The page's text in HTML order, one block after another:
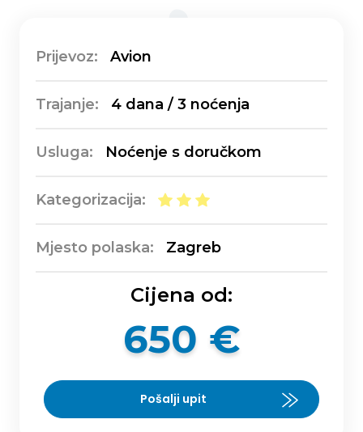
Prijevoz: Avion
Trajanje: 4 dana / 3 noćenja
Usluga: Noćenje s doručkom
Kategorizacija:
Mjesto polaska: Zagreb
Cijena od:
650 €
Pošalji upit